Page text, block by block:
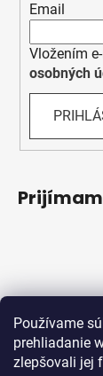
Používame
prehliadanie
zlepšovali jej
Email
Vložením
osobných